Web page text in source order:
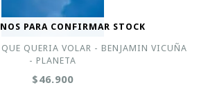
PARA CONFIRMAR STOCK
QUERIA VOLAR - BENJAMIN VICUÑA
- PLANETA
$46.900